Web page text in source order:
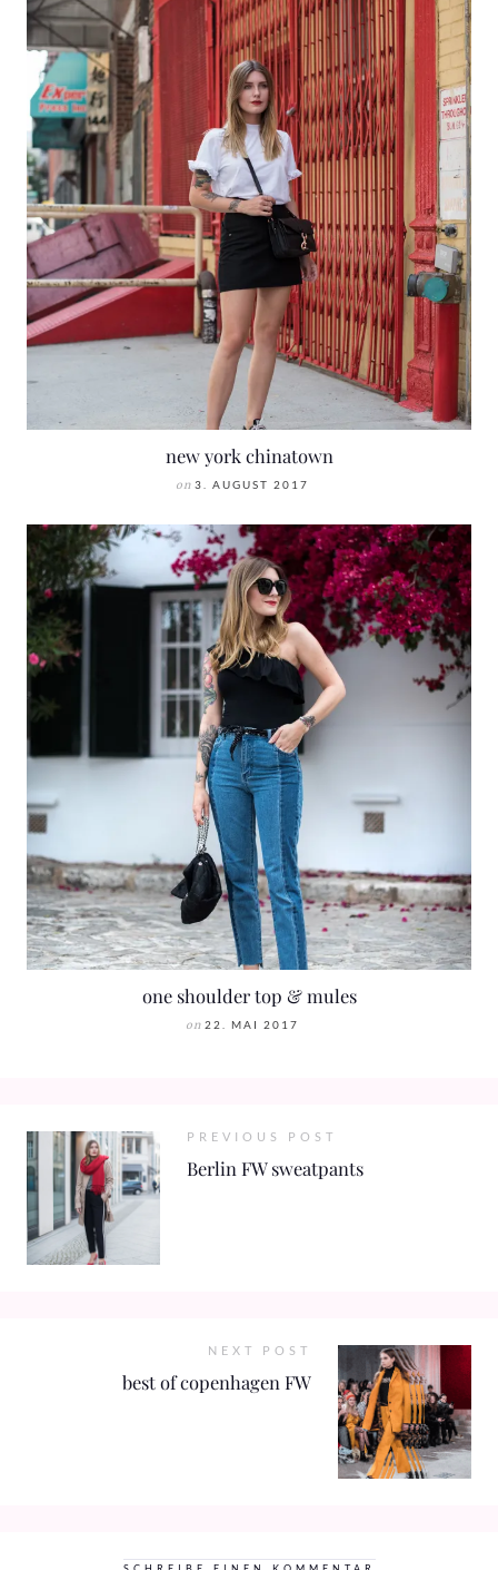
new york chinatown
on 3. AUGUST 2017
one shoulder top & mules
on 22. MAI 2017
PREVIOUS POST
Berlin FW sweatpants
NEXT POST
best of copenhagen FW